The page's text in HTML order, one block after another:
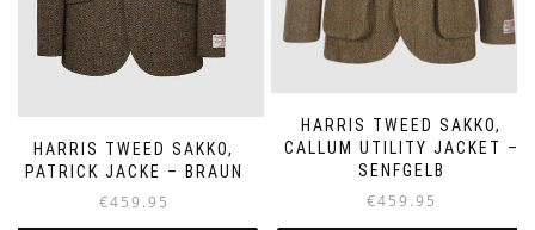
werden
werden
HARRIS TWEED SAKKO,
PATRICK JACKE – BRAUN
€459.95
HARRIS TWEED SAKKO,
CALLUM UTILITY JACKET –
SENFGELB
€459.95